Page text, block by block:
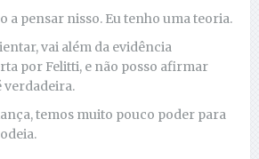
a pensar nisso. Eu tenho uma teoria.
vai além da evidência
por Felitti, e não posso afirmar
verdadeira.
temos muito pouco poder para